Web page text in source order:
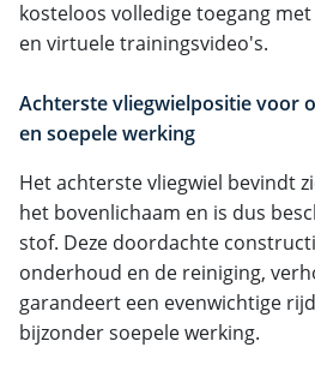
kosteloos volledige toegang
en virtuele trainingsvideo's.
Achterste vliegwielpositie voor
en soepele werking
Het achterste vliegwiel bevindt
het bovenlichaam en is dus
stof. Deze doordachte
onderhoud en de reiniging,
garandeert een evenwichtige
bijzonder soepele werking.